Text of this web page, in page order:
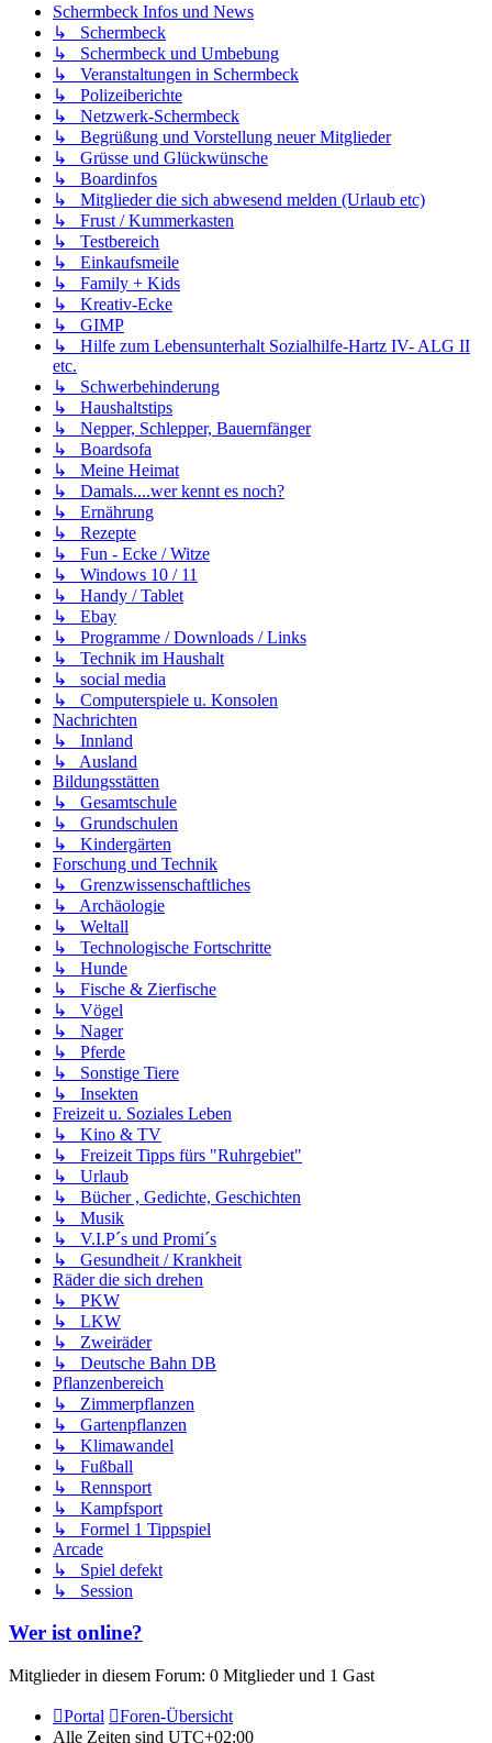
Schermbeck Infos und News
↳ Schermbeck
↳ Schermbeck und Umbebung
↳ Veranstaltungen in Schermbeck
↳ Polizeiberichte
↳ Netzwerk-Schermbeck
↳ Begrüßung und Vorstellung neuer Mitglieder
↳ Grüsse und Glückwünsche
↳ Boardinfos
↳ Mitglieder die sich abwesend melden (Urlaub etc)
↳ Frust / Kummerkasten
↳ Testbereich
↳ Einkaufsmeile
↳ Family + Kids
↳ Kreativ-Ecke
↳ GIMP
↳ Hilfe zum Lebensunterhalt Sozialhilfe-Hartz IV- ALG II
etc.
↳ Schwerbehinderung
↳ Haushaltstips
↳ Nepper, Schlepper, Bauernfänger
↳ Boardsofa
↳ Meine Heimat
↳ Damals....wer kennt es noch?
↳ Ernährung
↳ Rezepte
↳ Fun - Ecke / Witze
↳ Windows 10 / 11
↳ Handy / Tablet
↳ Ebay
↳ Programme / Downloads / Links
↳ Technik im Haushalt
↳ social media
↳ Computerspiele u. Konsolen
Nachrichten
↳ Innland
↳ Ausland
Bildungsstätten
↳ Gesamtschule
↳ Grundschulen
↳ Kindergärten
Forschung und Technik
↳ Grenzwissenschaftliches
↳ Archäologie
↳ Weltall
↳ Technologische Fortschritte
↳ Hunde
↳ Fische & Zierfische
↳ Vögel
↳ Nager
↳ Pferde
↳ Sonstige Tiere
↳ Insekten
Freizeit u. Soziales Leben
↳ Kino & TV
↳ Freizeit Tipps fürs "Ruhrgebiet"
↳ Urlaub
↳ Bücher , Gedichte, Geschichten
↳ Musik
↳ V.I.P´s und Promi´s
↳ Gesundheit / Krankheit
Räder die sich drehen
↳ PKW
↳ LKW
↳ Zweiräder
↳ Deutsche Bahn DB
Pflanzenbereich
↳ Zimmerpflanzen
↳ Gartenpflanzen
↳ Klimawandel
↳ Fußball
↳ Rennsport
↳ Kampfsport
↳ Formel 1 Tippspiel
Arcade
↳ Spiel defekt
↳ Session
Wer ist online?
Mitglieder in diesem Forum: 0 Mitglieder und 1 Gast
Portal
Foren-Übersicht
Alle Zeiten sind UTC+02:00